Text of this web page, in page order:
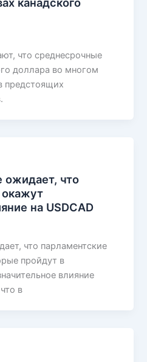
канадского
что среднесрочные
доллара во многом
предстоящих
ожидает, что
на USDCAD
что парламентские
пройдут в
влияние
в